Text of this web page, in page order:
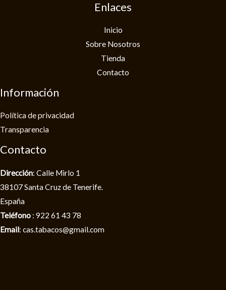
Enlaces
Inicio
Sobre Nosotros
Tienda
Contacto
Información
Política de privacidad​
Transparencia
Contacto
Dirección: Calle Mirlo 1
38107 Santa Cruz de Tenerife.
España
Teléfono : 922 61 43 78
Email: cas.tabacos@gmail.com